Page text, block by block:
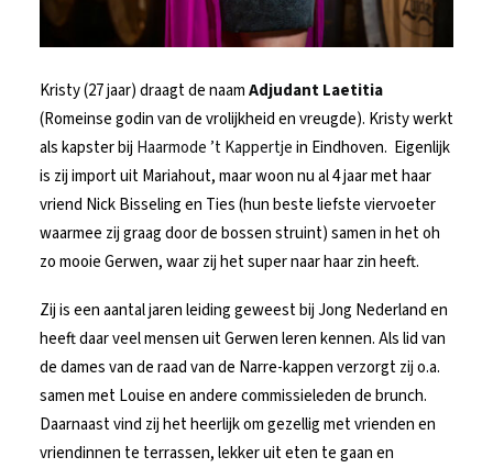
Kristy (27 jaar) draagt de naamAdjudant Laetitia
(Romeinse godin van de vrolijkheid en vreugde). Kristy werkt
als kapster bij Haarmode ’t Kappertjein Eindhoven. Eigenlijk
is zij import uit Mariahout, maar woon nu al 4 jaar met haar
vriend Nick Bisseling en Ties (hun beste liefste viervoeter
waarmee zij graag door de bossen struint) samen in het oh
zo mooie Gerwen, waar zij het super naar haar zin heeft.
Zij is een aantal jaren leiding geweest bij Jong Nederland en
heeft daar veel mensen uit Gerwen leren kennen. Als lid van
de dames van de raad van de Narre-kappen verzorgt zij o.a.
samen met Louise en andere commissieleden de brunch.
Daarnaast vind zij het heerlijk om gezellig met vrienden en
vriendinnen te terrassen, lekker uit eten te gaan en